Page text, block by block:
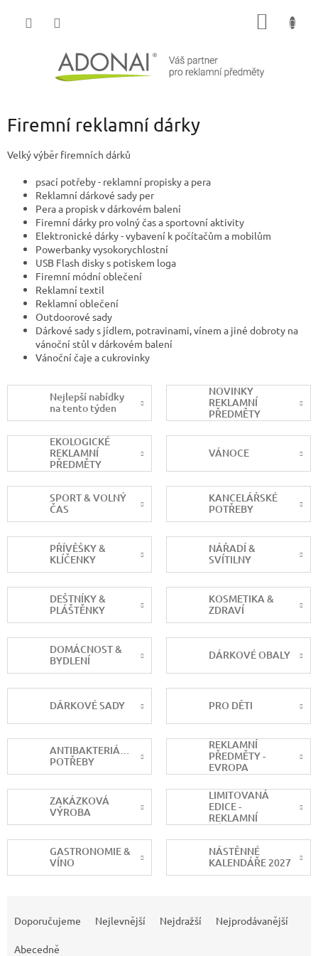
Firemní reklamní dárky
Velký výběr firemních dárků
psací potřeby - reklamní propisky a pera
Reklamní dárkové sady per
Pera a propisk v dárkovém balení
Firemní dárky pro volný čas a sportovní aktivity
Elektronické dárky - vybavení k počítačům a mobilům
Powerbanky vysokorychlostní
USB Flash disky s potiskem loga
Firemní módní oblečení
Reklamní textil
Reklamní oblečení
Outdoorové sady
Dárkové sady s jídlem, potravinami, vínem a jiné dobroty na
vánoční stůl v dárkovém balení
Vánoční čaje a cukrovinky
Nejlepší nabídky
na tento týden
NOVINKY
REKLAMNÍ
PŘEDMĚTY
EKOLOGICKÉ
REKLAMNÍ
PŘEDMĚTY
VÁNOCE
SPORT & VOLNÝ
ČAS
KANCELÁŘSKÉ
POTŘEBY
PŘÍVĚŠKY &
KLÍČENKY
NÁŘADÍ &
SVÍTILNY
DEŠTNÍKY &
PLÁŠTĚNKY
KOSMETIKA &
ZDRAVÍ
DOMÁCNOST &
BYDLENÍ
DÁRKOVÉ OBALY
DÁRKOVÉ SADY PRO DĚTI
ANTIBAKTERIÁLNÍ
POTŘEBY
REKLAMNÍ
PŘEDMĚTY -
EVROPA
ZAKÁZKOVÁ
VÝROBA
LIMITOVANÁ
EDICE -
REKLAMNÍ
DÁRKY
GASTRONOMIE &
VÍNO
NÁSTĚNNÉ
KALENDÁŘE 2027
Doporučujeme Nejlevnější Nejdražší Nejprodávanější
Abecedně